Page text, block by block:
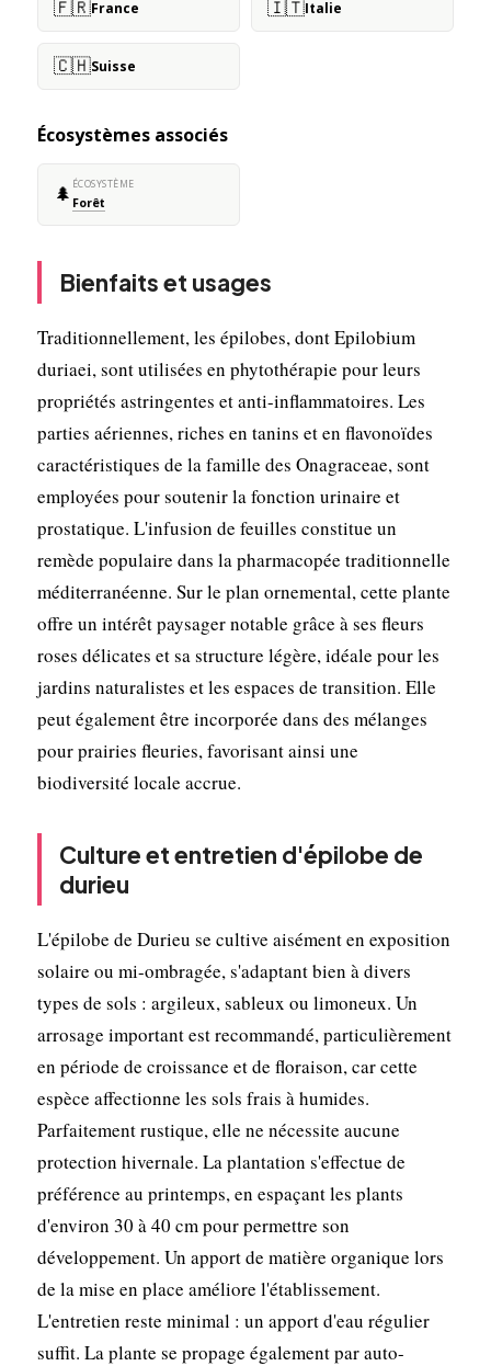
🇫🇷France 🇮🇹Italie
🇨🇭Suisse
Écosystèmes associés
🌲 ÉCOSYSTÈME
Forêt
Bienfaits et usages
Traditionnellement, les épilobes, dont Epilobium
duriaei, sont utilisées en phytothérapie pour leurs
propriétés astringentes et anti-inflammatoires. Les
parties aériennes, riches en tanins et en flavonoïdes
caractéristiques de la famille des Onagraceae, sont
employées pour soutenir la fonction urinaire et
prostatique. L'infusion de feuilles constitue un
remède populaire dans la pharmacopée traditionnelle
méditerranéenne. Sur le plan ornemental, cette plante
offre un intérêt paysager notable grâce à ses fleurs
roses délicates et sa structure légère, idéale pour les
jardins naturalistes et les espaces de transition. Elle
peut également être incorporée dans des mélanges
pour prairies fleuries, favorisant ainsi une
biodiversité locale accrue.
Culture et entretien d'épilobe de
durieu
L'épilobe de Durieu se cultive aisément en exposition
solaire ou mi-ombragée, s'adaptant bien à divers
types de sols : argileux, sableux ou limoneux. Un
arrosage important est recommandé, particulièrement
en période de croissance et de floraison, car cette
espèce affectionne les sols frais à humides.
Parfaitement rustique, elle ne nécessite aucune
protection hivernale. La plantation s'effectue de
préférence au printemps, en espaçant les plants
d'environ 30 à 40 cm pour permettre son
développement. Un apport de matière organique lors
de la mise en place améliore l'établissement.
L'entretien reste minimal : un apport d'eau régulier
suffit. La plante se propage également par auto-